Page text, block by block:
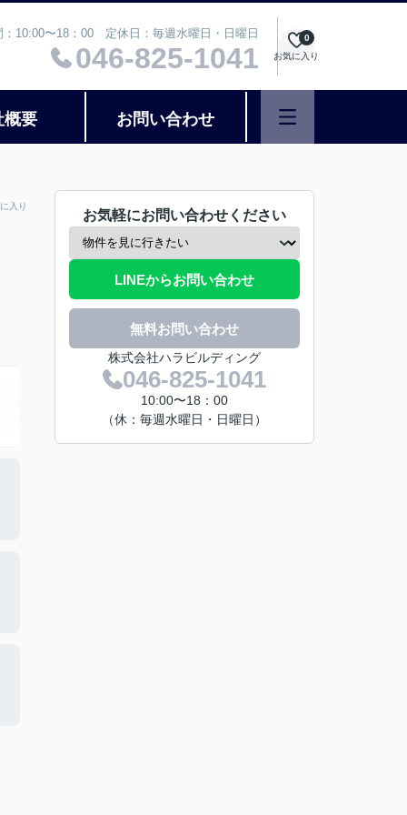
：10:00〜18：00 定休日：毎週水曜日・日曜日
046-825-1041 お気に入り
0
概要 お問い合わせ
入り
お気軽にお問い合わせください
LINEからお問い合わせ
無料お問い合わせ
株式会社ハラビルディング
046-825-1041
10:00〜18：00
（休：毎週水曜日・日曜日）